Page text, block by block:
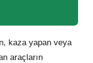
kaza yapan veya
araçların